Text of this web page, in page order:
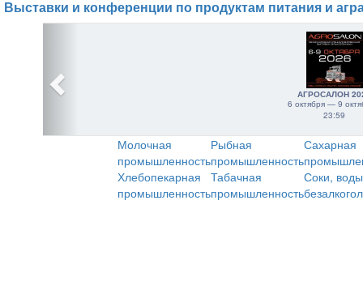
Выставки и конференции по продуктам питания и
АГРОСАЛОН
6 октября — 9
23:59
Молочная
промышленность
Рыбная
промышленность
Сахарная
Хлебопекарная
промышленность
Табачная
промышленность
Соки,